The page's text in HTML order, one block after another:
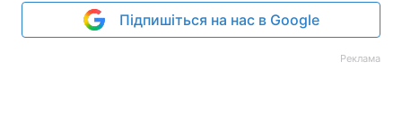
Підпишіться на нас в Google
Реклама